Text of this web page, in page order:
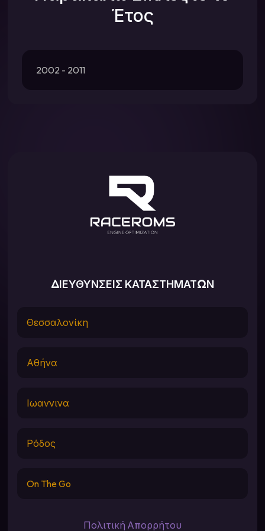
Έτος
2002 - 2011
ΔΙΕΥΘΥΝΣΕΙΣ ΚΑΤΑΣΤΗΜΑΤΩΝ
Θεσσαλονίκη
Αθήνα
Ιωαννινα
Ρόδος
On The Go
Πολιτική Απορρήτου